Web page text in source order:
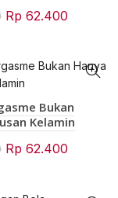
Original
Rp 78.000.
Rp 62.400
Rp
Bukan
Kelamin
Original
Rp 62.400